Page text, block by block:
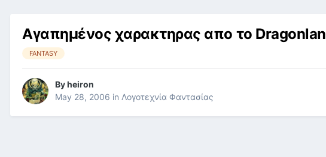
Αγαπημένος χαρακτηρας απο το
FANTASY
Byheiron
May 28, 2006 in Λογοτεχνία Φαντασίας